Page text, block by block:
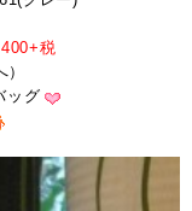
税
ッグ